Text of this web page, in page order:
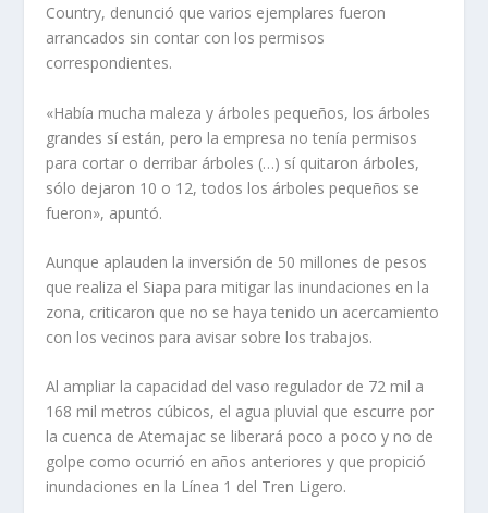
Country, denunció que varios ejemplares fueron
arrancados sin contar con los permisos
correspondientes.
«Había mucha maleza y árboles pequeños, los árboles
grandes sí están, pero la empresa no tenía permisos
para cortar o derribar árboles (…) sí quitaron árboles,
sólo dejaron 10 o 12, todos los árboles pequeños se
fueron», apuntó.
Aunque aplauden la inversión de 50 millones de pesos
que realiza el Siapa para mitigar las inundaciones en la
zona, criticaron que no se haya tenido un acercamiento
con los vecinos para avisar sobre los trabajos.
Al ampliar la capacidad del vaso regulador de 72 mil a
168 mil metros cúbicos, el agua pluvial que escurre por
la cuenca de Atemajac se liberará poco a poco y no de
golpe como ocurrió en años anteriores y que propició
inundaciones en la Línea 1 del Tren Ligero.